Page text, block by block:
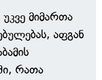
მიმართა
აფგან
რათა